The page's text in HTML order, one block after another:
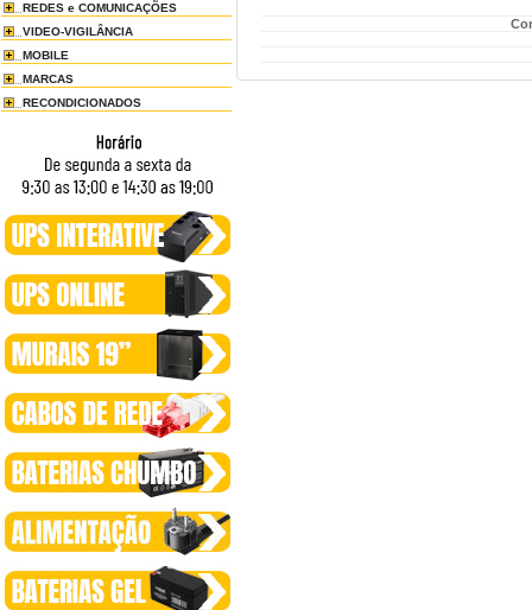
REDES e COMUNICAÇÕES
VIDEO-VIGILÂNCIA
MOBILE
MARCAS
RECONDICIONADOS